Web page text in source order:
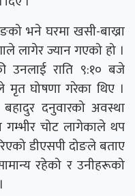
भने घरमा खसी-बाख्रा
लागेर ज्यान गएको हो ।
उनलाई राति ९:१० बजे
मृत घोषणा गरेका थिए ।
दनुवारको अवस्था
गम्भीर चोट लागेकाले थप
डीएसपी दोङले बताए
रहेको र उनीहरूको